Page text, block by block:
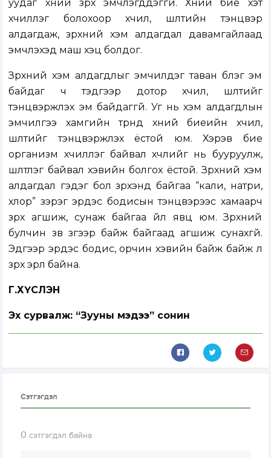
уудаг хүний зүрх эмчлэгддэггүй. Хүний бие хэт
хүчиллэг болохоор хүчил, шүлтийн тэнцвэр
алдагдаж, зүрхний хэм алдагдал давамгайлаад
эмчлэхэд маш хэцүү болдог.
Зүрхний хэм алдагдлыг эмчилдэг таван бүлэг эм
байдаг ч тэдгээр дотор хүчил, шүлтийг
тэнцвэржүүлэх эм байдаггүй. Уг нь хэм алдагдлын
эмчилгээ хамгийн түрүүнд хүний биеийн хүчил,
шүлтийг тэнцвэржүүлэх ёстой юм. Хэрэв бие
организм хүчиллэг байвал хүчлийг нь бууруулж,
шүлтлэг байвал хэвийн болгох ёстой. Зүрхний хэм
алдагдал гэдэг бол зүрхэнд байгаа “кали, натри,
хлор” зэрэг эрдэс бодисын тэнцвэрээс хамаарч
зүрх агшиж, сунаж байгаа үйл явц юм. Зүрхний
булчин зүв зүгээр байж байгаад агшиж сунахгүй.
Эдгээр эрдэс бодис, орчин хэвийн байж байж л
зүрх эрүүл байна.
Г.ХҮСЛЭН
Эх сурвалж: “Зууны мэдээ” сонин
Сэтгэгдэл
0 сэтгэгдэл байна